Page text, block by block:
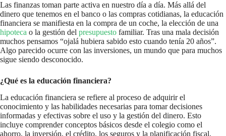
Las finanzas toman parte activa en nuestro día a día. Más allá del
dinero que tenemos en el banco o las compras cotidianas, la educación
financiera se manifiesta en la compra de un coche, la elección de una
hipoteca o la gestión del presupuesto familiar. Tras una mala decisión
muchos pensamos “ojalá hubiera sabido esto cuando tenía 20 años”.
Algo parecido ocurre con las inversiones, un mundo que para muchos
sigue siendo desconocido.
¿Qué es la educación financiera?
La educación financiera se refiere al proceso de adquirir el
conocimiento y las habilidades necesarias para tomar decisiones
informadas y efectivas sobre el uso y la gestión del dinero. Esto
incluye comprender conceptos básicos desde el colegio como el
ahorro, la inversión, el crédito, los seguros y la planificación fiscal.